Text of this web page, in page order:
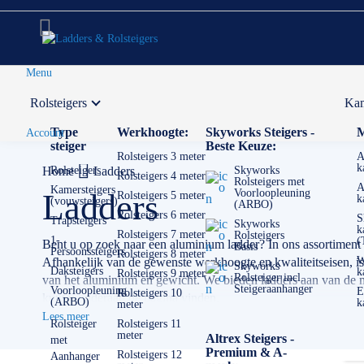
Menu
Rolsteigers
Type
steiger
Rolsteigers
Kamersteigers
(vouwsteigers)
Trapsteigers
1-
Persoonssteigers
Daksteigers
Voorloopleuning
(ARBO)
Rolsteiger
met
Aanhanger
Werkhoogte:
Rolsteigers 3 meter
Rolsteigers 4 meter
Rolsteigers 5 meter
Rolsteigers 6 meter
Rolsteigers 7 meter
Rolsteigers 8 meter
Rolsteigers 9 meter
Rolsteigers 10
meter
Rolsteigers 11
meter
Rolsteigers 12
Skyworks Steigers -
Beste Keuze:
Skyworks
Rolsteigers met
Voorloopleuning
(ARBO)
Skyworks
Rolsteigers
Basis
Skyworks
Rolsteiger incl.
Steigeraanhanger
Altrex Steigers -
Premium & A-
Account
Home Ladders
Ladders
Bent u op zoek naar een aluminium ladder? In ons
Afhankelijk van de gewenste werkhoogte en kwaliteitseisen,
van het aluminium en gewicht. We bieden ladders aan van
kunt u onderaan de pagina vinden.
Als het om ladders gaat is de keuze echt enorm. Het is erg
kleine en lichte ladder misschien het beste. Heeft u veel
Lees meer